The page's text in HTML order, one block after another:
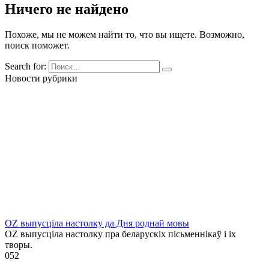
Ничего не найдено
Похоже, мы не можем найти то, что вы ищете. Возможно,
поиск поможет.
Search for:
Новости рубрики
OZ выпусціла настолку да Дня роднай мовы
OZ выпусціла настолку пра беларускіх пісьменнікаў і іх
творы.
052